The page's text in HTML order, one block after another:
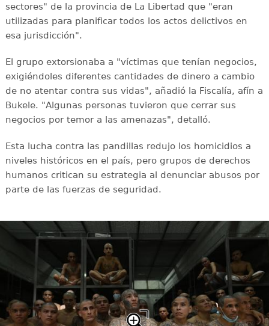
sectores" de la provincia de La Libertad que "eran
utilizadas para planificar todos los actos delictivos en
esa jurisdicción".
El grupo extorsionaba a "víctimas que tenían negocios,
exigiéndoles diferentes cantidades de dinero a cambio
de no atentar contra sus vidas", añadió la Fiscalía, afín a
Bukele. "Algunas personas tuvieron que cerrar sus
negocios por temor a las amenazas", detalló.
Esta lucha contra las pandillas redujo los homicidios a
niveles históricos en el país, pero grupos de derechos
humanos critican su estrategia al denunciar abusos por
parte de las fuerzas de seguridad.